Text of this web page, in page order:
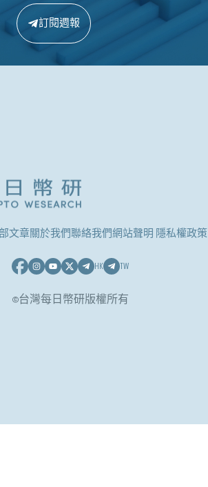
訂閱週報
文章關於我們聯絡我們網站聲明 隱私權政策
HK TW
©台灣每日幣研版權所有